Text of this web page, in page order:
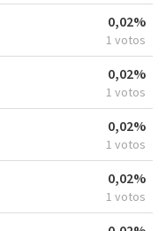
0,02%
1 votos
0,02%
1 votos
0,02%
1 votos
0,02%
1 votos